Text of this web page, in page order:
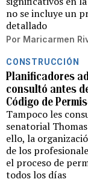
no se incluye un
detallado
Por Maricarmen
CONSTRUCCIÓN
Planificadores
consultó antes
Código de
Tampoco les
senatorial
ello, la
de los
el proceso de
todos los días